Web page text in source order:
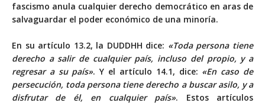
fascismo anula cualquier derecho democrático en aras de
salvaguardar el poder económico de una minoría.
En su artículo 13.2, la DUDDHH dice: «Toda persona tiene
derecho a salir de cualquier país, incluso del propio, y a
regresar a su país». Y el artículo 14.1, dice: «En caso de
persecución, toda persona tiene derecho a buscar asilo, y a
disfrutar de él, en cualquier país». Estos artículos